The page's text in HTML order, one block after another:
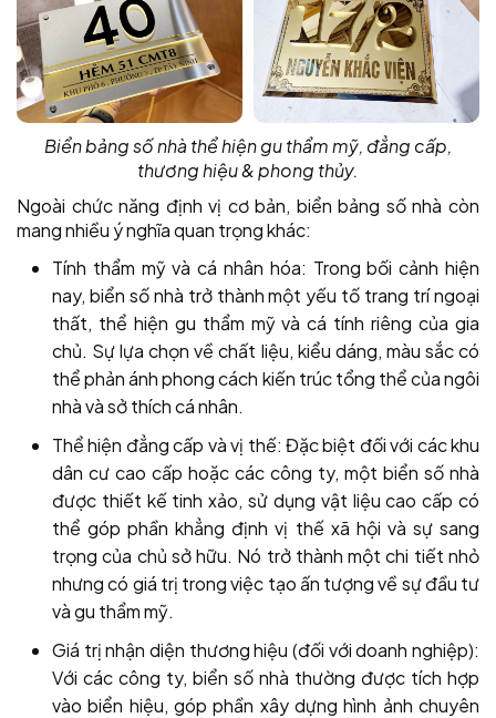
Biển bảng số nhà thể hiện gu thẩm mỹ, đẳng cấp,
thương hiệu & phong thủy.
Ngoài chức năng định vị cơ bản, biển bảng số nhà còn
mang nhiều ý nghĩa quan trọng khác:
Tính thẩm mỹ và cá nhân hóa: Trong bối cảnh hiện
nay, biển số nhà trở thành một yếu tố trang trí ngoại
thất, thể hiện gu thẩm mỹ và cá tính riêng của gia
chủ. Sự lựa chọn về chất liệu, kiểu dáng, màu sắc có
thể phản ánh phong cách kiến trúc tổng thể của ngôi
nhà và sở thích cá nhân.
Thể hiện đẳng cấp và vị thế: Đặc biệt đối với các khu
dân cư cao cấp hoặc các công ty, một biển số nhà
được thiết kế tinh xảo, sử dụng vật liệu cao cấp có
thể góp phần khẳng định vị thế xã hội và sự sang
trọng của chủ sở hữu. Nó trở thành một chi tiết nhỏ
nhưng có giá trị trong việc tạo ấn tượng về sự đầu tư
và gu thẩm mỹ.
Giá trị nhận diện thương hiệu (đối với doanh nghiệp):
Với các công ty, biển số nhà thường được tích hợp
vào biển hiệu, góp phần xây dựng hình ảnh chuyên